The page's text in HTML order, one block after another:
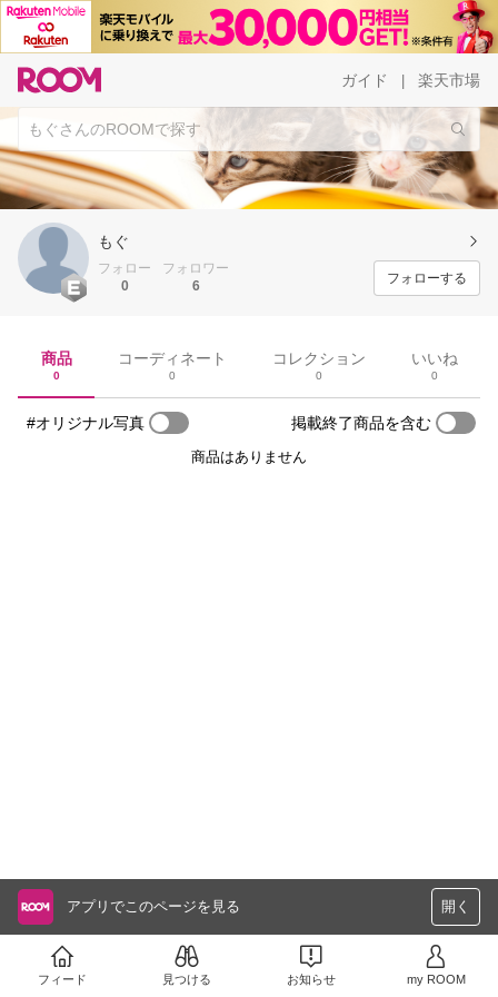
ガイド 楽天市場
もぐ
フォロー
0
フォロワー
6
フォローする
商品
0
コーディネート
0
コレクション
0
いいね
0
#オリジナル写真 掲載終了商品を含む
商品はありません
アプリでこのページを見る 開く
フィード 見つける お知らせ my ROOM